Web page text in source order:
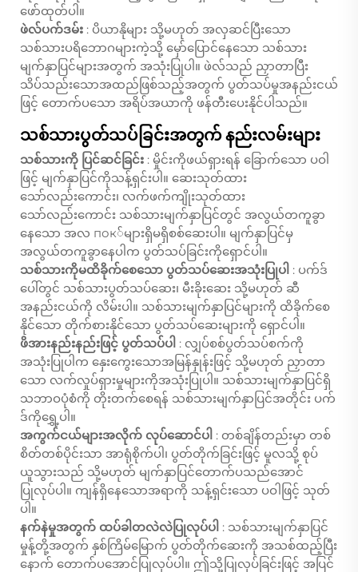
ဖော်ထုတ်ပါ။
ဖဲလ်ပက်ဒမ်း : ပိယာနိုများ သို့မဟုတ် အလှဆင်ပြီးသော
သစ်သားပရိဘောဂများကဲ့သို့ မှော်ပြောင်နေသော သစ်သား
မျက်နှာပြင်များအတွက် အသုံးပြုပါ။ ဖဲလ်သည် ညှာတာပြီး
သိပ်သည်းသောအထည်ဖြစ်သည့်အတွက် ပွတ်သပ်မှုအနည်းငယ်
ဖြင့် တောက်ပသော အရိပ်အယာကို ဖန်တီးပေးနိုင်ပါသည်။
သစ်သားပွတ်သပ်ခြင်းအတွက် နည်းလမ်းများ
သစ်သားကို ပြင်ဆင်ခြင်း : မှိုင်းကိုဖယ်ရှားရန် ခြောက်သော ပဝါ
ဖြင့် မျက်နှာပြင်ကိုသန့်ရှင်းပါ။ ဆေးသုတ်ထား
သော်လည်းကောင်း၊ လက်ဖက်ကျိုးသုတ်ထား
သော်လည်းကောင်း သစ်သားမျက်နှာပြင်တွင် အလွယ်တကူခွာ
နေသော အလ пок်များရှိမရှိစစ်ဆေးပါ။ မျက်နှာပြင်မှ
အလွယ်တကူခွာနေပါက ပွတ်သပ်ခြင်းကိုရှောင်ပါ။
သစ်သားကိုမထိခိုက်စေသော ပွတ်သပ်ဆေးအသုံးပြုပါ : ပက်ဒ်
ပေါ်တွင် သစ်သားပွတ်သပ်ဆေး၊ မီးခိုးဆေး သို့မဟုတ် ဆီ
အနည်းငယ်ကို လိမ်းပါ။ သစ်သားမျက်နှာပြင်များကို ထိခိုက်စေ
နိုင်သော တိုက်စားနိုင်သော ပွတ်သပ်ဆေးများကို ရှောင်ပါ။
ဖိအားနည်းနည်းဖြင့် ပွတ်သပ်ပါ : လျှပ်စစ်ပွတ်သပ်စက်ကို
အသုံးပြုပါက နှေးကွေးသောအမြန်နှုန်းဖြင့် သို့မဟုတ် ညှာတာ
သော လက်လှုပ်ရှားမှုများကိုအသုံးပြုပါ။ သစ်သားမျက်နှာပြင်ရှိ
သဘာဝပုံစံကို တိုးတက်စေရန် သစ်သားမျက်နှာပြင်အတိုင်း ပက်
ဒ်ကိုရွှေ့ပါ။
အကွက်ငယ်များအလိုက် လုပ်ဆောင်ပါ : တစ်ချိန်တည်းမှာ တစ်
စိတ်တစ်ပိုင်းသာ အာရုံစိုက်ပါ၊ ပွတ်တိုက်ခြင်းဖြင့် မူလသို့ စုပ်
ယူသွားသည် သို့မဟုတ် မျက်နှာပြင်တောက်ပသည်အောင်
ပြုလုပ်ပါ။ ကျန်ရှိနေသောအရာကို သန့်ရှင်းသော ပဝါဖြင့် သုတ်
ပါ။
နက်နဲမှုအတွက် ထပ်ခါတလဲလဲပြုလုပ်ပါ : သစ်သားမျက်နှာပြင်
မှုန့်တို့အတွက် နှစ်ကြိမ်မြောက် ပွတ်တိုက်ဆေးကို အသစ်ထည့်ပြီး
နောက် တောက်ပအောင်ပြုလုပ်ပါ။ ဤသို့ပြုလုပ်ခြင်းဖြင့် အပြင်